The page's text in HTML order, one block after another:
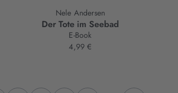
Nele Andersen
Der Tote im Seebad
E-Book
4,99 €